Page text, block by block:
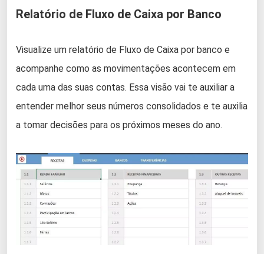
Relatório de Fluxo de Caixa por Banco
Visualize um relatório de Fluxo de Caixa por banco e
acompanhe como as movimentações acontecem em
cada uma das suas contas. Essa visão vai te auxiliar a
entender melhor seus números consolidados e te auxilia
a tomar decisões para os próximos meses do ano.